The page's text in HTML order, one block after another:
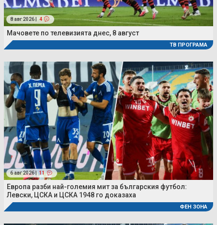
8 авг 2026 | 4
Мачовете по телевизията днес, 8 август
ТВ ПРОГРАМА
6 авг 2026 | 11
Европа разби най-големия мит за българския футбол:
Левски, ЦСКА и ЦСКА 1948 го доказаха
ФЕН ЗОНА